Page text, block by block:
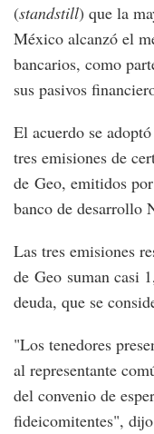
(standstill) que la
México alcanzó el
bancarios, como
sus pasivos
El acuerdo se
tres emisiones de
de Geo, emitidos
banco de desarrollo
Las tres emisiones
de Geo suman casi
deuda, que se
"Los tenedores
al representante
del convenio de
fideicomitentes",